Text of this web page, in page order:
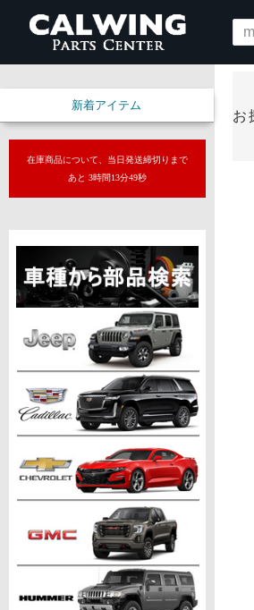
新着アイテム
在庫商品について、当日発送締切りまで
あと 3時間13分48秒
お